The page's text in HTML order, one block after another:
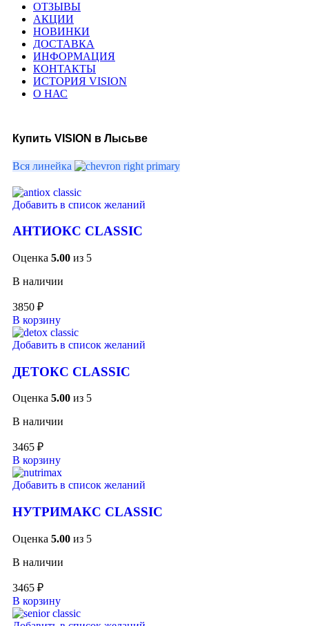
ОТЗЫВЫ
АКЦИИ
НОВИНКИ
ДОСТАВКА
ИНФОРМАЦИЯ
КОНТАКТЫ
ИСТОРИЯ VISION
О НАС
Купить VISION в Лысьве
Вся линейка
Добавить в список желаний
АНТИОКС CLASSIC
Оценка 5.00 из 5
В наличии
3850 ₽
В корзину
Добавить в список желаний
ДЕТОКС CLASSIC
Оценка 5.00 из 5
В наличии
3465 ₽
В корзину
Добавить в список желаний
НУТРИМАКС CLASSIC
Оценка 5.00 из 5
В наличии
3465 ₽
В корзину